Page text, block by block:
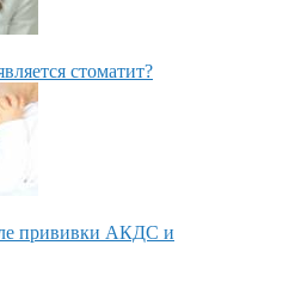
стоматит?
прививки АКДС и